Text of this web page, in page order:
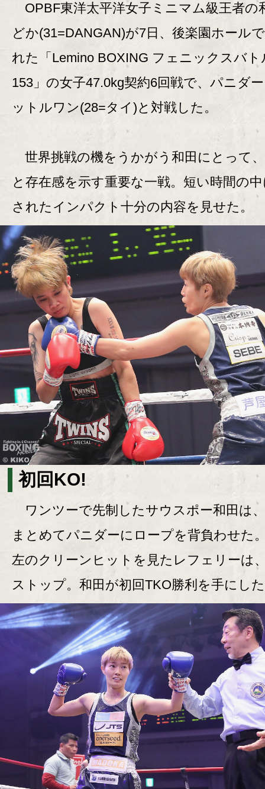
OPBF東洋太平洋女子ミニマム級王者の
どか(31=DANGAN)が7日、後楽園ホール
れた「Lemino BOXING フェニックスバト
153」の女子47.0kg契約6回戦で、パニダ
ットルワン(28=タイ)と対戦した。
世界挑戦の機をうかがう和田にとって
と存在感を示す重要な一戦。短い時間の
されたインパクト十分の内容を見せた。
初回KO!
ワンツーで先制したサウスポー和田は
まとめてパニダーにロープを背負わせた
左のクリーンヒットを見たレフェリーは
ストップ。和田が初回TKO勝利を手にし